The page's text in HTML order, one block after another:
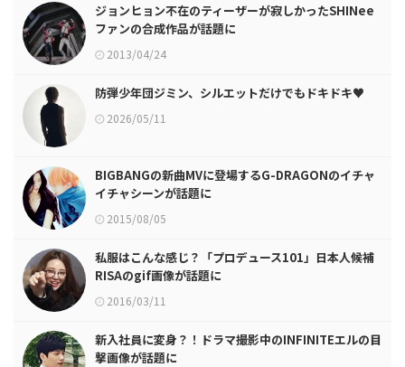
ジョンヒョン不在のティーザーが寂しかったSHINee
ファンの合成作品が話題に
2013/04/24
防弾少年団ジミン、シルエットだけでもドキドキ♥
2026/05/11
BIGBANGの新曲MVに登場するG-DRAGONのイチャ
イチャシーンが話題に
2015/08/05
私服はこんな感じ？「プロデュース101」日本人候補
RISAのgif画像が話題に
2016/03/11
新入社員に変身？！ドラマ撮影中のINFINITEエルの目
撃画像が話題に